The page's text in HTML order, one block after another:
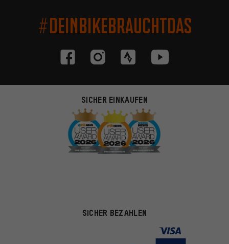
#DEINBIKEBRAUCHTDAS
SICHER EINKAUFEN
SICHER BEZAHLEN